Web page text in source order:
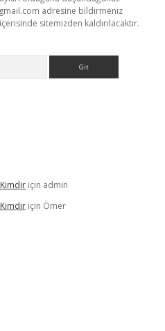
adresine bildirmeniz
sitemizden kaldırılacaktır.
Kimdir için admin
Kimdir için Ömer